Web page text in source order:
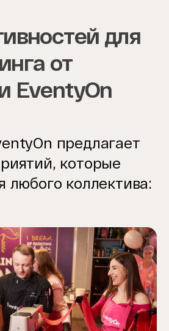
для
от
EventyOn
предлагает
которые
любого коллектива: